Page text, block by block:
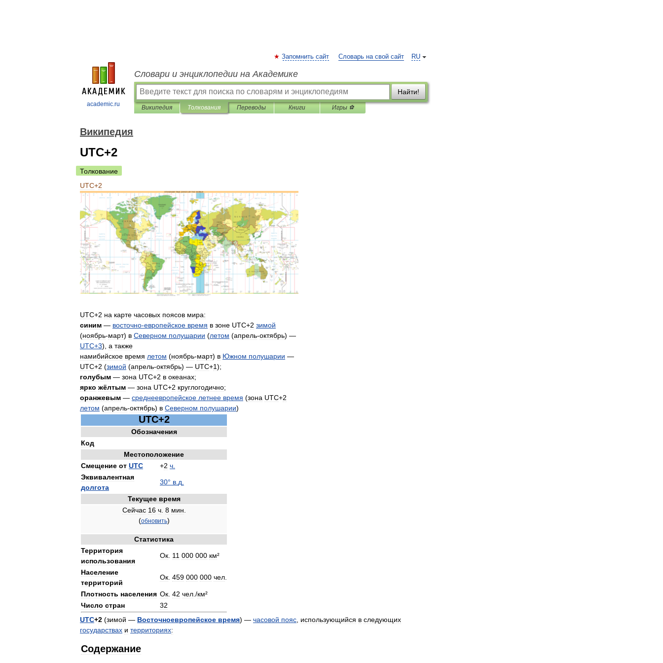
academic.ru
RU
Запомнить сайт Словарь на свой сайт
Словари и энциклопедии на Академике
Найти!
Википедия Толкования Переводы Книги Игры ⚽
Википедия
UTC+2
Толкование
UTC+2
UTC+2 на карте часовых поясов мира:
cиним — восточно-европейское время в зоне UTC+2 зимой
(ноябрь-март) в Северном полушарии (летом (апрель-октябрь) —
UTC+3), а также
намибийское время летом (ноябрь-март) в Южном полушарии —
UTC+2 (зимой (апрель-октябрь) — UTC+1);
голубым — зона UTC+2 в океанах;
ярко жёлтым — зона UTC+2 круглогодично;
оранжевым — среднеевропейское летнее время (зона UTC+2
летом (апрель-октябрь) в Северном полушарии)
UTC+2
Обозначения
Код
Местоположение
Смещение от UTC +2 ч
Эквивалентная
долгота
30° в д
Текущее время
Сейчас 16 ч. 8 мин
(обновить)
Статистика
Территория
использования
Ок 11 000 000 км²
Население
территорий
Ок 459 000 000 чел
Плотность населения Ок 42 чел ./км²
Число стран
32
UTC+2 (зимой — Восточноевропейское время) — часовой пояс использующийся в следующих
государствах и территориях:
Содержание